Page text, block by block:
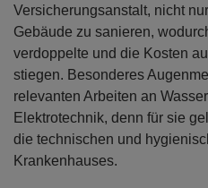
Versicherungsanstalt, nicht
Gebäude zu sanieren,
verdoppelte und die Kosten
stiegen. Besonderes
relevanten Arbeiten an
Elektrotechnik, denn für sie
die technischen und
Krankenhauses.